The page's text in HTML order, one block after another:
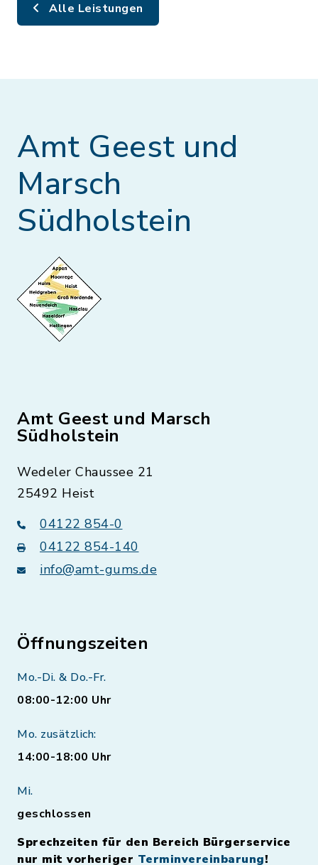
Alle Leistungen
Amt Geest und
Marsch
Südholstein
Amt Geest und Marsch
Südholstein
Wedeler Chaussee 21
25492 Heist
04122 854-0
04122 854-140
info@amt-gums.de
Öffnungszeiten
Mo.-Di. & Do.-Fr.
08:00-12:00 Uhr
Mo. zusätzlich:
14:00-18:00 Uhr
Mi.
geschlossen
Sprechzeiten für den Bereich Bürgerservice
nur mit vorheriger Terminvereinbarung!